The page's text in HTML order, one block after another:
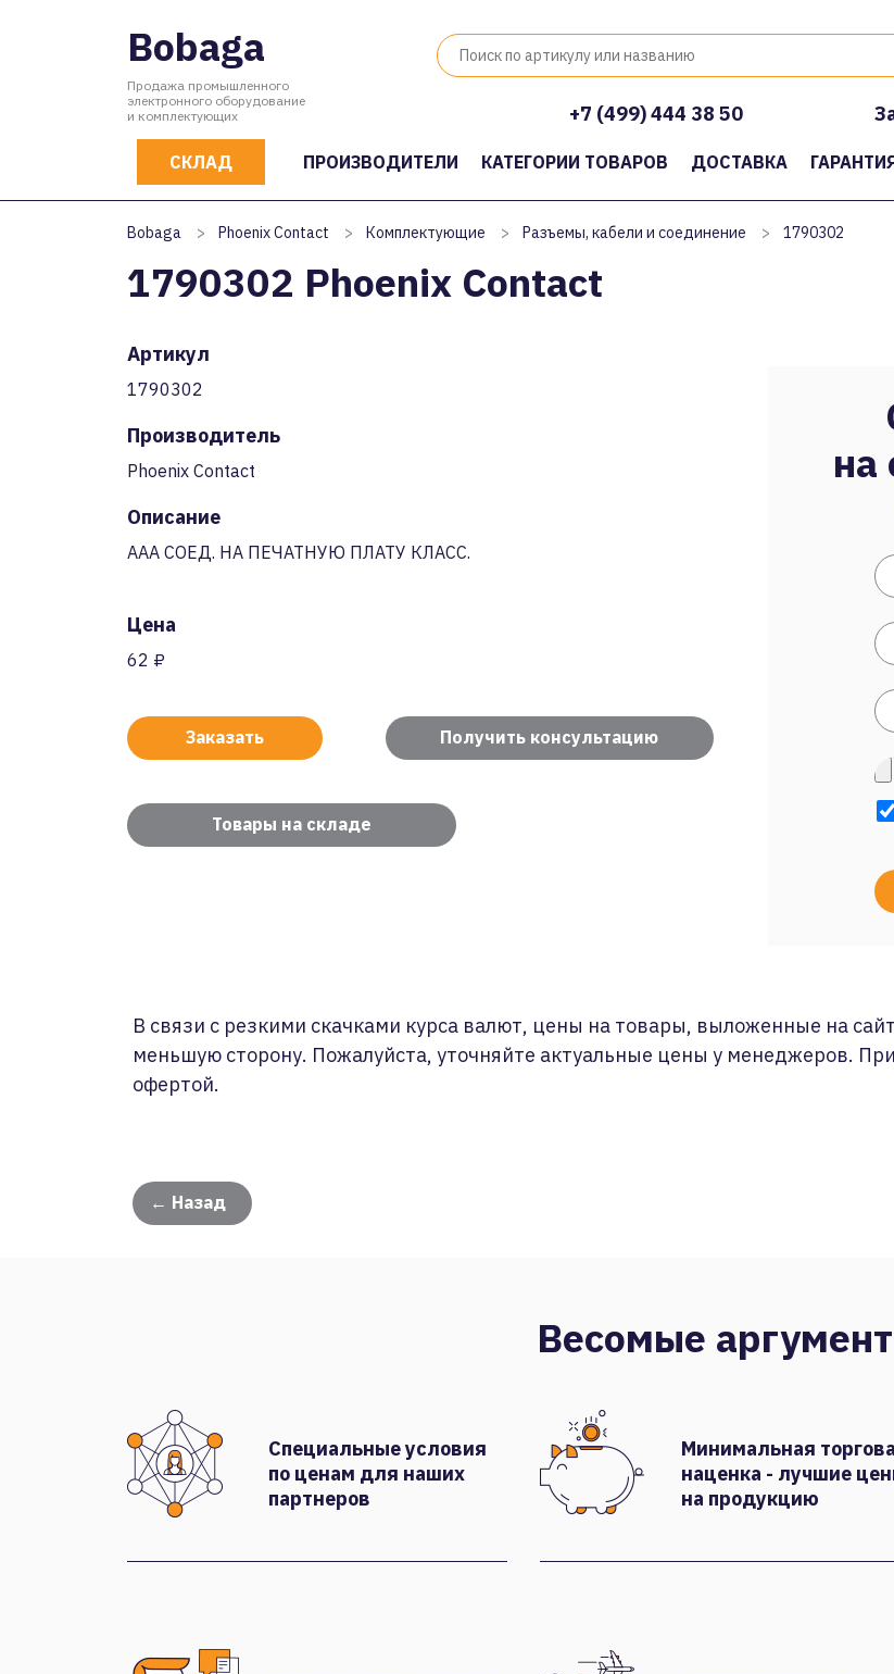
Bobaga
Продажа промышленного
электронного оборудование
и комплектующих
+7 (499) 444 38 50
СКЛАД ПРОИЗВОДИТЕЛИ КАТЕГОРИИ ТОВАРОВ ДОСТАВКА
Bobaga > Phoenix Contact > Комплектующие > Разъемы, кабели и соединение > 1790302
1790302 Phoenix Contact
Артикул
1790302
Производитель
Phoenix Contact
Описание
AAA СОЕД. НА ПЕЧАТНУЮ ПЛАТУ КЛАСС.
Цена
62 ₽
Заказать Получить консультацию
Товары на складе
на
В связи с резкими скачками курса валют, цены на товары, выложенные на
меньшую сторону. Пожалуйста, уточняйте актуальные цены у менеджеров.
офертой.
← Назад
Весомые
Специальные условия
по ценам для наших
партнеров
Минимальная
наценка - лучшие
на продукцию